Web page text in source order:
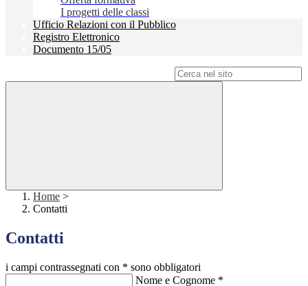
I progetti delle classi
Ufficio Relazioni con il Pubblico
Registro Elettronico
Documento 15/05
Home >
Contatti
Contatti
i campi contrassegnati con * sono obbligatori
Nome e Cognome *